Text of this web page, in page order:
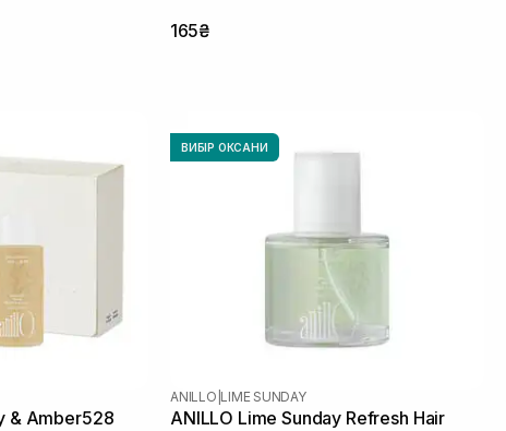
165₴
& Amber528
ВИБІР ОКСАНИ
ANILLO LIME SUNDAY
ANILLO Lime Sunday Refresh Hair